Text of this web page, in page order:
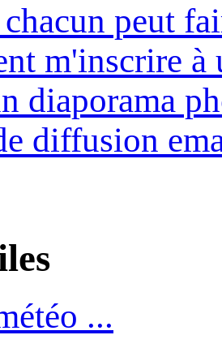
peut
m'inscrire à
diaporama
diffusion
...